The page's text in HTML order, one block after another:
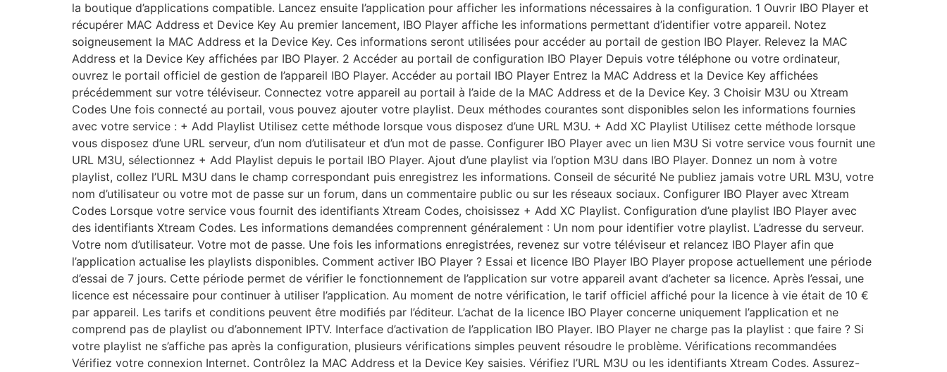
la boutique d’applications compatible. Lancez ensuite l’application pour afficher les informations nécessaires à la configuration. 1 Ouvrir IBO Player et
récupérer MAC Address et Device Key Au premier lancement, IBO Player affiche les informations permettant d’identifier votre appareil. Notez
soigneusement la MAC Address et la Device Key. Ces informations seront utilisées pour accéder au portail de gestion IBO Player. Relevez la MAC
Address et la Device Key affichées par IBO Player. 2 Accéder au portail de configuration IBO Player Depuis votre téléphone ou votre ordinateur,
ouvrez le portail officiel de gestion de l’appareil IBO Player. Accéder au portail IBO Player Entrez la MAC Address et la Device Key affichées
précédemment sur votre téléviseur. Connectez votre appareil au portail à l’aide de la MAC Address et de la Device Key. 3 Choisir M3U ou Xtream
Codes Une fois connecté au portail, vous pouvez ajouter votre playlist. Deux méthodes courantes sont disponibles selon les informations fournies
avec votre service : + Add Playlist Utilisez cette méthode lorsque vous disposez d’une URL M3U. + Add XC Playlist Utilisez cette méthode lorsque
vous disposez d’une URL serveur, d’un nom d’utilisateur et d’un mot de passe. Configurer IBO Player avec un lien M3U Si votre service vous fournit une
URL M3U, sélectionnez + Add Playlist depuis le portail IBO Player. Ajout d’une playlist via l’option M3U dans IBO Player. Donnez un nom à votre
playlist, collez l’URL M3U dans le champ correspondant puis enregistrez les informations. Conseil de sécurité Ne publiez jamais votre URL M3U, votre
nom d’utilisateur ou votre mot de passe sur un forum, dans un commentaire public ou sur les réseaux sociaux. Configurer IBO Player avec Xtream
Codes Lorsque votre service vous fournit des identifiants Xtream Codes, choisissez + Add XC Playlist. Configuration d’une playlist IBO Player avec
des identifiants Xtream Codes. Les informations demandées comprennent généralement : Un nom pour identifier votre playlist. L’adresse du serveur.
Votre nom d’utilisateur. Votre mot de passe. Une fois les informations enregistrées, revenez sur votre téléviseur et relancez IBO Player afin que
l’application actualise les playlists disponibles. Comment activer IBO Player ? Essai et licence IBO Player IBO Player propose actuellement une période
d’essai de 7 jours. Cette période permet de vérifier le fonctionnement de l’application sur votre appareil avant d’acheter sa licence. Après l’essai, une
licence est nécessaire pour continuer à utiliser l’application. Au moment de notre vérification, le tarif officiel affiché pour la licence à vie était de 10 €
par appareil. Les tarifs et conditions peuvent être modifiés par l’éditeur. L’achat de la licence IBO Player concerne uniquement l’application et ne
comprend pas de playlist ou d’abonnement IPTV. Interface d’activation de l’application IBO Player. IBO Player ne charge pas la playlist : que faire ? Si
votre playlist ne s’affiche pas après la configuration, plusieurs vérifications simples peuvent résoudre le problème. Vérifications recommandées
Vérifiez votre connexion Internet. Contrôlez la MAC Address et la Device Key saisies. Vérifiez l’URL M3U ou les identifiants Xtream Codes. Assurez-